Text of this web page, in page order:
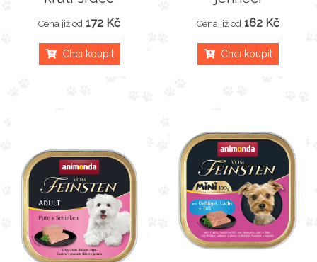
Cena již od 172 Kč
Chci koupit
Cena již od 162 Kč
Chci koupit